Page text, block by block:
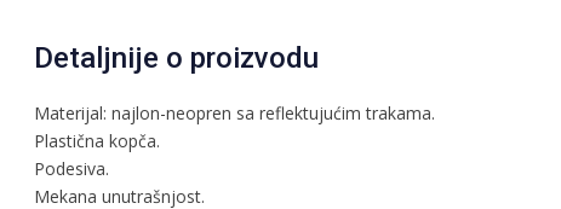
Detaljnije o proizvodu
Materijal: najlon-neopren sa reflektujućim trakama.
Plastična kopča.
Podesiva.
Mekana unutrašnjost.